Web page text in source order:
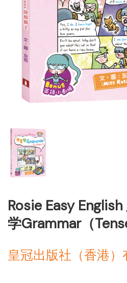
Rosie Easy
学Grammar（
皇冠出版社（香港）